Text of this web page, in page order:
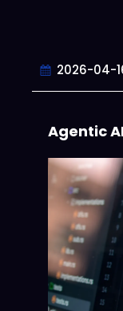
2026-04-
Agentic